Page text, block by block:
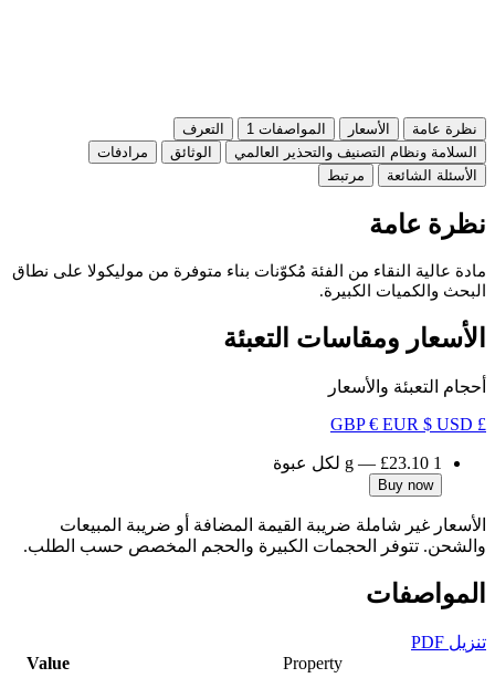
نظرة عامة الأسعار المواصفات 1
التعرف
السلامة ونظام التصنيف والتحذير العالمي
الوثائق
مرادفات
الأسئلة الشائعة
مرتبط
نظرة عامة
مادة عالية النقاء من الفئة مُكوّنات بناء متوفرة من موليكولا على نطاق
البحث والكميات الكبيرة.
الأسعار ومقاسات التعبئة
أحجام التعبئة والأسعار
£ GBP
€ EUR $ USD
1 g
— £23.10 لكل عبوة
Buy now
الأسعار غير شاملة ضريبة القيمة المضافة أو ضريبة المبيعات
والشحن. تتوفر الحجمات الكبيرة والحجم المخصص حسب الطلب.
المواصفات
تنزيل PDF
Property
Value